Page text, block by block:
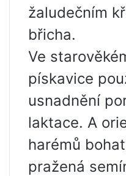
žaludečním
břicha.
Ve
pískavice
usnadnění
laktace. A
harémů
pražená